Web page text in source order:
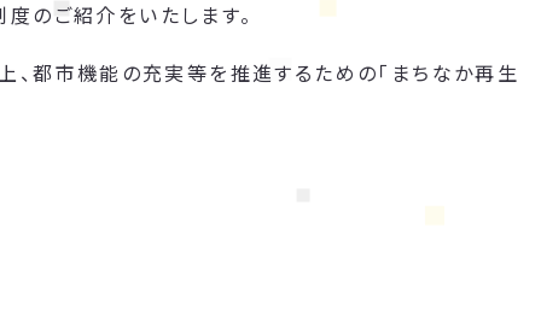
のご紹介をいたします。
、都市機能の充実等を推進するための「まちなか再生